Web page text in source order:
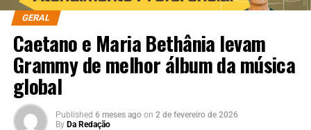
GERAL
Caetano e Maria Bethânia levam
Grammy de melhor álbum da música
global
Published 6 meses ago on 2 de fevereiro de 2026
By Da Redação